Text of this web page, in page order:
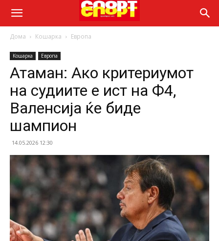
Дома Кошарка Европа
Кошарка Европа
Атаман: Ако критериумот
на судиите е ист на Ф4,
Валенсија ќе биде
шампион
14.05.2026 12:30